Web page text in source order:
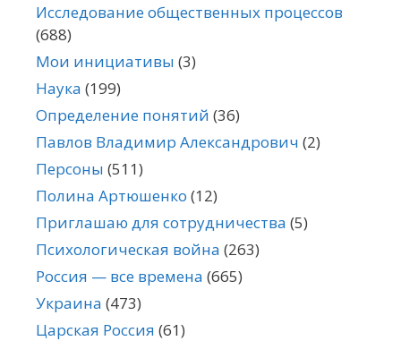
Исследование общественных процессов
(688)
Мои инициативы (3)
Наука (199)
Определение понятий (36)
Павлов Владимир Александрович (2)
Персоны (511)
Полина Артюшенко (12)
Приглашаю для сотрудничества (5)
Психологическая война (263)
Россия — все времена (665)
Украина (473)
Царская Россия (61)